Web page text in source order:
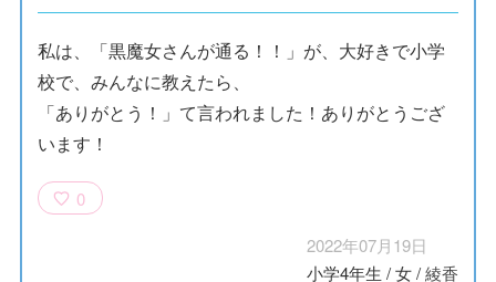
私は、「黒魔女さんが通る！！」が、大好きで小学
校で、みんなに教えたら、
「ありがとう！」て言われました！ありがとうござ
います！
0
2022年07月19日
小学4年生 /女/綾香